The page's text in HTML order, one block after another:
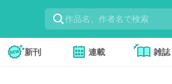
新刊 連載 雑誌